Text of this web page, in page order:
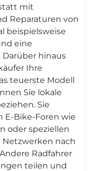
mit
Reparaturen von
beispielsweise
eine
hinaus
Ihre
teuerste Modell
Sie lokale
Sie
E-Bike-Foren wie
oder speziellen
Netzwerken nach
Radfahrer
teilen und